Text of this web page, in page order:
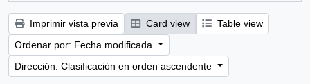
Imprimir vista previa Card view
Table view
Ordenar por: Fecha modificada
Dirección: Clasificación en orden ascendente